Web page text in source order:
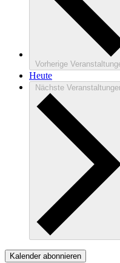
Vorherige
Heute
Nächste
Kalender abonnieren